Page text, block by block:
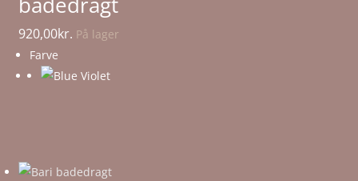
920,00kr. På lager
Farve